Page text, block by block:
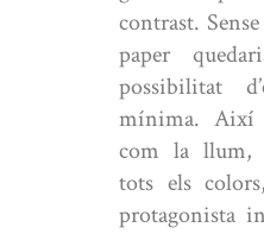
contrast.
paper
possibilitat
mínima. Així
com la llum,
tots els
protagonista